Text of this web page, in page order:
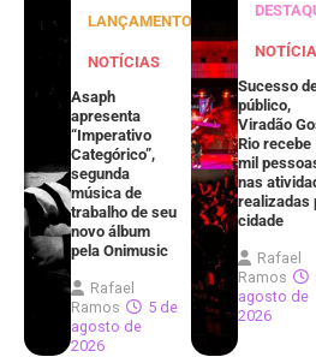
LANÇAMENTOS
NOTÍCIAS
Asaph
apresenta
“Imperativo
Categórico”,
segunda
música de
trabalho de seu
novo álbum
pela Onimusic
Rafael
Ramos
5 de
agosto de
2026
Sucesso
público,
Viradão
Rio recebe
mil
nas
realizadas
cidade
Rafael
Ramos
agosto de
2026